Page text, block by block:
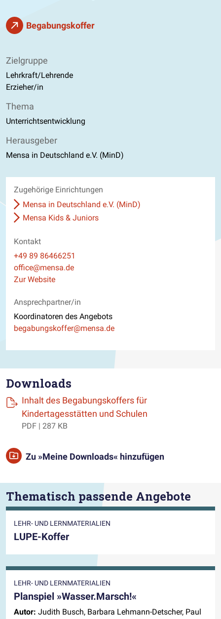
Begabungskoffer
Zielgruppe
Lehrkraft/Lehrende
Erzieher/in
Thema
Unterrichtsentwicklung
Herausgeber
Mensa in Deutschland e.V. (MinD)
Zugehörige Einrichtungen
Mensa in Deutschland e.V. (MinD)
Mensa Kids & Juniors
Kontakt
Telefon
+49 89 86466251
E-Mail
office@mensa.de
Website
Zur Website
Ansprechpartner/in
Koordinatoren des Angebots
E-Mail
begabungskoffer@mensa.de
Downloads
Inhalt des Begabungskoffers für
Kindertagesstätten und Schulen
PDF | 287 KB
Zu »Meine Downloads« hinzufügen
Thematisch passende Angebote
LEHR- UND LERNMATERIALIEN
LUPE-Koffer
LEHR- UND LERNMATERIALIEN
Planspiel »Wasser.Marsch!«
Autor: Judith Busch, Barbara Lehmann-Detscher, Paul